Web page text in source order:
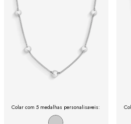
Colar com 5 medalhas personalisaveis: